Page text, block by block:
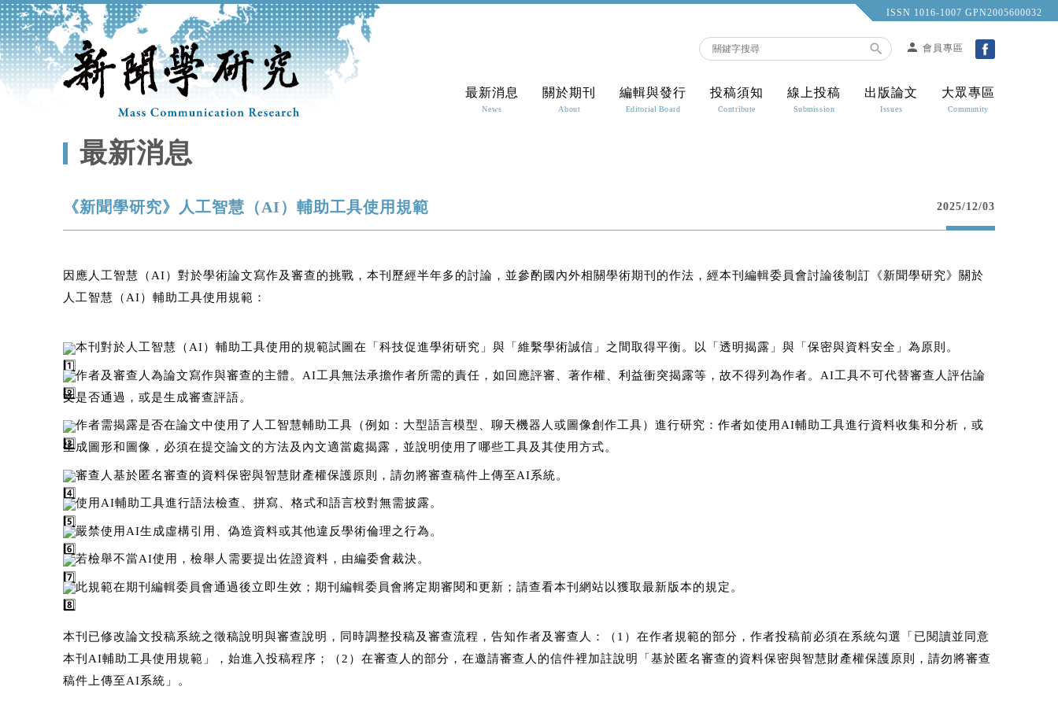
ISSN 1016-1007 GPN2005600032
 person 會員專區
最新消息
News
關於期刊
About
編輯與發行
Editorial Board
投稿須知
Contribute
線上投稿
Submission
出版論文
Issues
大眾專區
Community
最新消息
2025/12/03
《新聞學研究》人工智慧（AI）輔助工具使用規範
因應人工智慧（AI）對於學術論文寫作及審查的挑戰，本刊歷經半年多的討論，並參酌國內外相關學術期刊的作法，經本刊編輯委員會討論後制訂《新聞學研究》關於
人工智慧（AI）輔助工具使用規範：
本刊對於人工智慧（AI）輔助工具使用的規範試圖在「科技促進學術研究」與「維繫學術誠信」之間取得平衡。以「透明揭露」與「保密與資料安全」為原則。
作者及審查人為論文寫作與審查的主體。AI工具無法承擔作者所需的責任，如回應評審、著作權、利益衝突揭露等，故不得列為作者。AI工具不可代替審查人評估論
文是否通過，或是生成審查評語。
作者需揭露是否在論文中使用了人工智慧輔助工具（例如：大型語言模型、聊天機器人或圖像創作工具）進行研究：作者如使用AI輔助工具進行資料收集和分析，或
生成圖形和圖像，必須在提交論文的方法及內文適當處揭露，並說明使用了哪些工具及其使用方式。
審查人基於匿名審查的資料保密與智慧財產權保護原則，請勿將審查稿件上傳至AI系統。
使用AI輔助工具進行語法檢查、拼寫、格式和語言校對無需披露。
嚴禁使用AI生成虛構引用、偽造資料或其他違反學術倫理之行為。
若檢舉不當AI使用，檢舉人需要提出佐證資料，由編委會裁決。
此規範在期刊編輯委員會通過後立即生效；期刊編輯委員會將定期審閱和更新；請查看本刊網站以獲取最新版本的規定。
本刊已修改論文投稿系統之徵稿說明與審查說明，同時調整投稿及審查流程，告知作者及審查人：（1）在作者規範的部分，作者投稿前必須在系統勾選「已閱讀並同意
本刊AI輔助工具使用規範」，始進入投稿程序；（2）在審查人的部分，在邀請審查人的信件裡加註說明「基於匿名審查的資料保密與智慧財產權保護原則，請勿將審查
稿件上傳至AI系統」。